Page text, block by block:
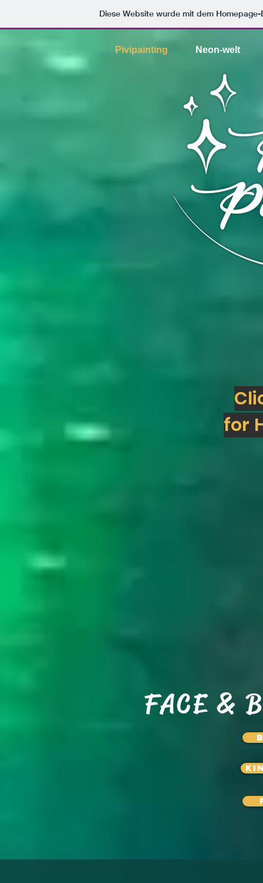
Diese Website wurde mit dem
Pivipainting Neon-welt
for
FACE &